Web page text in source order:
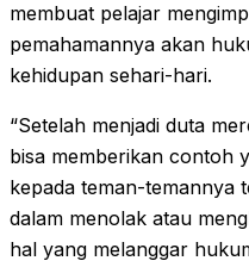
membuat pelajar
pemahamannya akan
kehidupan sehari-hari.
“Setelah menjadi duta
bisa memberikan contoh
kepada teman-temannya
dalam menolak atau
hal yang melanggar